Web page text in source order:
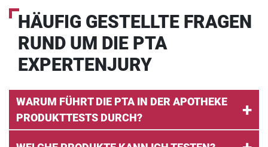
HÄUFIG GESTELLTE FRAGEN
RUND UM DIE PTA
EXPERTENJURY
WARUM FÜHRT DIE PTA IN DER APOTHEKE
PRODUKTTESTS DURCH?